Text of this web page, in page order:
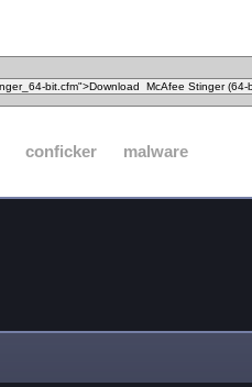
conficker malware